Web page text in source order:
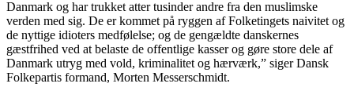
Danmark og har trukket atter tusinder andre fra den muslimske
verden med sig. De er kommet på ryggen af Folketingets naivitet og
de nyttige idioters medfølelse; og de gengældte danskernes
gæstfrihed ved at belaste de offentlige kasser og gøre store dele af
Danmark utryg med vold, kriminalitet og hærværk,” siger Dansk
Folkepartis formand, Morten Messerschmidt.